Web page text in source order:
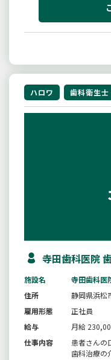
ハロワ 歯科衛生士
寺田歯科医院
施設名
寺田歯科医
住所
静岡県浜松
雇用形態
正社員
給与
月給
仕事内容
患者さんの
歯科治療の